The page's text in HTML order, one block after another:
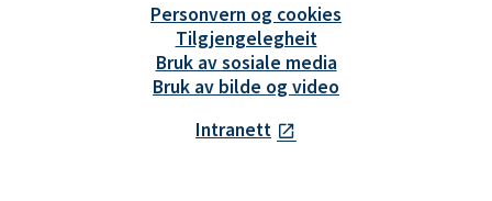
Personvern og cookies
Tilgjengelegheit
Bruk av sosiale media
Bruk av bilde og video
Intranett